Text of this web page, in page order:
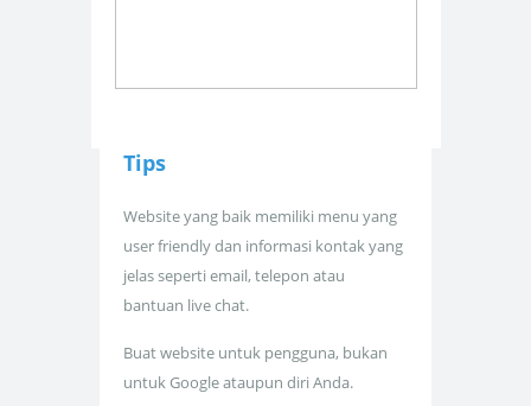
Tips
Website yang baik memiliki menu yang
user friendly dan informasi kontak yang
jelas seperti email, telepon atau
bantuan live chat.
Buat website untuk pengguna, bukan
untuk Google ataupun diri Anda.